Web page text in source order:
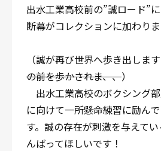
出水工業高校前の”誠ロード”
断幕がコレクションに加わりま
（誠が再び世界へ歩き出します
の前を歩かされま、、）
出水工業高校のボクシング
に向けて一所懸命練習に励ん
す。誠の存在が刺激を与えて
んばってほしいです！